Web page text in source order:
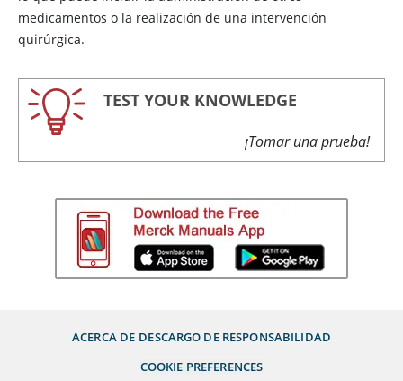
medicamentos o la realización de una intervención
quirúrgica.
TEST YOUR KNOWLEDGE
¡Tomar una prueba!
ACERCA DE DESCARGO DE RESPONSABILIDAD
COOKIE PREFERENCES